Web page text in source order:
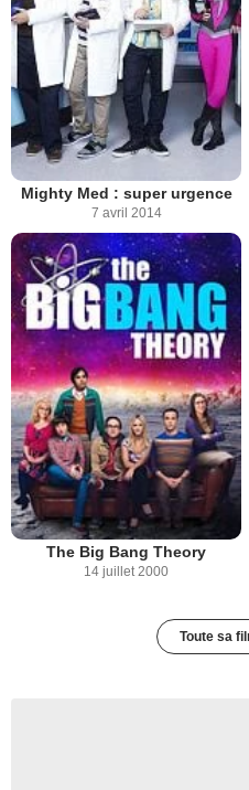
Mighty Med : super urgence
7 avril 2014
The Big Bang Theory
14 juillet 2000
Toute sa